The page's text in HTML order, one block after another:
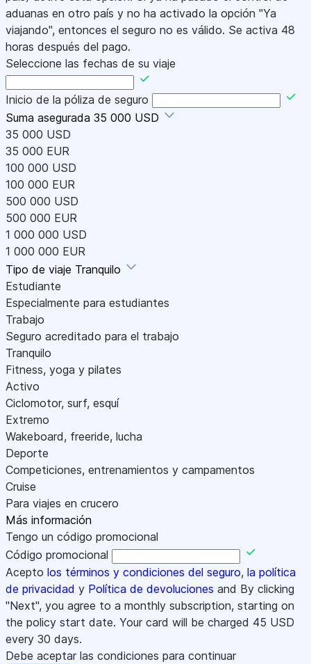
aduanas en otro país y no ha activado la opción "Ya
viajando", entonces el seguro no es válido. Se activa 48
horas después del pago.
Seleccione las fechas de su viaje
Inicio de la póliza de seguro
Suma asegurada 35 000 USD
35 000 USD
35 000 EUR
100 000 USD
100 000 EUR
500 000 USD
500 000 EUR
1 000 000 USD
1 000 000 EUR
Tipo de viaje Tranquilo
Estudiante
Especialmente para estudiantes
Trabajo
Seguro acreditado para el trabajo
Tranquilo
Fitness, yoga y pilates
Activo
Ciclomotor, surf, esquí
Extremo
Wakeboard, freeride, lucha
Deporte
Competiciones, entrenamientos y campamentos
Cruise
Para viajes en crucero
Más información
Tengo un código promocional
Código promocional
Acepto los términos y condiciones del seguro, la política
de privacidad y Política de devoluciones and By clicking
"Next", you agree to a monthly subscription, starting on
the policy start date. Your card will be charged 45 USD
every 30 days.
Debe aceptar las condiciones para continuar